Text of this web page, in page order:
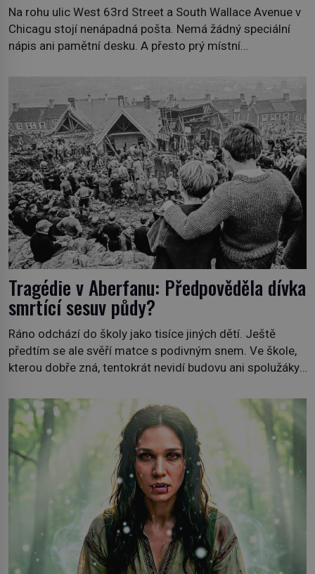
Na rohu ulic West 63rd Street a South Wallace Avenue v
Chicagu stojí nenápadná pošta. Nemá žádný speciální
nápis ani pamětní desku. A přesto prý místní
sídlil sériový vrah H. H. Holmes a také nejpropracovanější
past na lidi v dějinách americké kriminalistiky. Herman
Webster Mudgett (1861–1896) přijíždí […]
Tragédie v Aberfanu: Předpověděla dívka
smrtící sesuv půdy?
Ráno odchází do školy jako tisíce jiných dětí. Ještě
předtím se ale svěří matce s podivným snem. Ve škole,
kterou dobře zná, tentokrát nevidí budovu ani spolužáky.
později je mrtvá. Mohla devítiletá Zahlédla vlastní
osud? Dne 21. října 1966 se velšská vesnice Aberfan […]